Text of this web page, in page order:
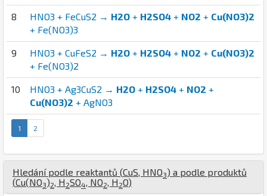
8 HNO3 + FeCuS2 → H2O + H2SO4 + NO2 + Cu(NO3)2
+ Fe(NO3)3
9 HNO3 + CuFeS2 → H2O + H2SO4 + NO2 + Cu(NO3)2
+ Fe(NO3)2
10 HNO3 + Ag3CuS2 → H2O + H2SO4 + NO2 +
Cu(NO3)2 + AgNO3
1 2
Hledání podle reaktantů (CuS, HNO3) a podle produktů
(Cu(NO3)2, H 2SO4, NO2, H 2O)